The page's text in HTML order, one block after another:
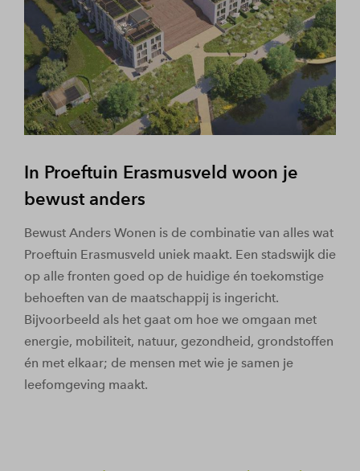
In Proeftuin Erasmusveld woon je
bewust anders
Bewust Anders Wonen is de combinatie van alles wat
Proeftuin Erasmusveld uniek maakt. Een stadswijk die
op alle fronten goed op de huidige én toekomstige
behoeften van de maatschappij is ingericht.
Bijvoorbeeld als het gaat om hoe we omgaan met
energie, mobiliteit, natuur, gezondheid, grondstoffen
én met elkaar; de mensen met wie je samen je
leefomgeving maakt.